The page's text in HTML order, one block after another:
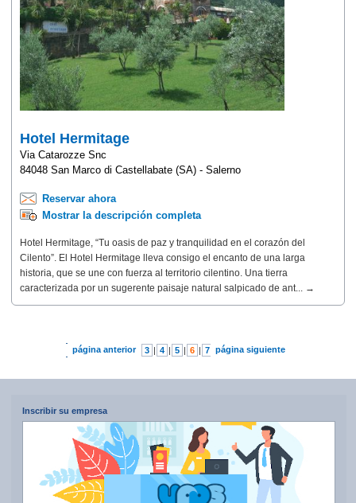
Hotel Hermitage
Via Catarozze Snc
84048 San Marco di Castellabate (SA) - Salerno
Reservar ahora
Mostrar la descripción completa
Hotel Hermitage, “Tu oasis de paz y tranquilidad en el corazón del
Cilento”. El Hotel Hermitage lleva consigo el encanto de una larga
historia, que se une con fuerza al territorio cilentino. Una tierra
caracterizada por un sugerente paisaje natural salpicado de ant... →
página anterior 3 | 4 | 5 | 6 | 7 | 8 | 9
página siguiente
Inscribir su empresa